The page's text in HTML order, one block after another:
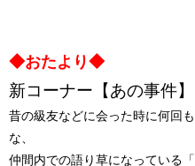
◆おたより◆
新コーナー【あの事件】
昔の級友などに会った時に何回
な、
仲間内での語り草になっている